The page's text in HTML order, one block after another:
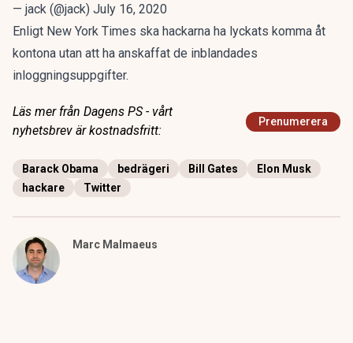
— jack (@jack) July 16, 2020
Enligt New York Times ska hackarna ha lyckats komma åt
kontona utan att ha anskaffat de inblandades
inloggningsuppgifter.
Läs mer från Dagens PS - vårt
nyhetsbrev är kostnadsfritt:
Prenumerera
Barack Obama bedrägeri Bill Gates
Elon Musk
hackare
Twitter
Marc Malmaeus